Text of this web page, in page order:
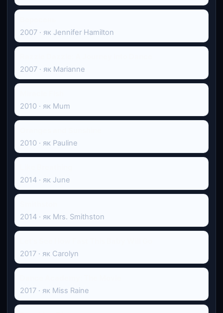
2007 · як Jennifer Hamilton
2007 · як Marianne
2010 · як Mum
2010 · як Pauline
2014 · як June
2014 · як Mrs. Smithston
2017 · як Carolyn
2017 · як Miss Raine